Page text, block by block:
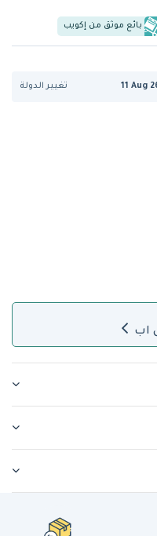
بائع موثق من إكويب
11 Aug تغيير الدولة
اب